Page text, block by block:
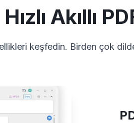
Akıllı
keşfedin. Birden çok